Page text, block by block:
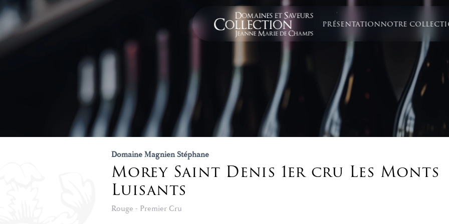
PRÉSENTATIONNOTRE
Domaine Magnien Stéphane
Morey Saint Denis 1er cru Les Monts
Luisants
Rouge - Premier Cru